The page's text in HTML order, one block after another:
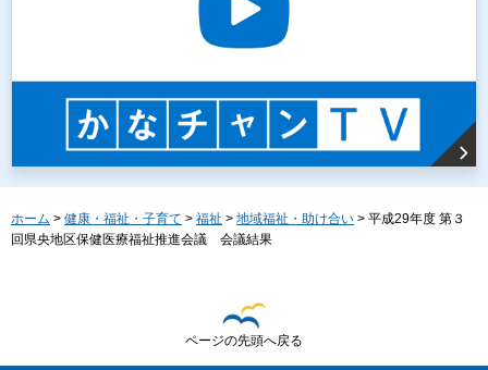
ホーム > 健康・福祉・子育て > 福祉 > 地域福祉・助け合い > 平成29年度 第３
回県央地区保健医療福祉推進会議 会議結果
ページの先頭へ戻る